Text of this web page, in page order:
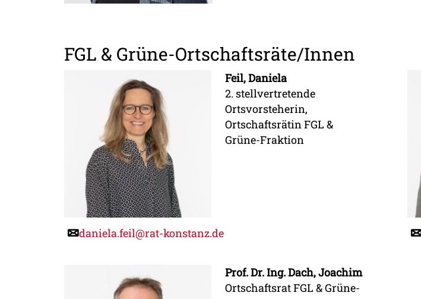
FGL & Grüne-Ortschaftsräte/Innen
Feil, Daniela
2. stellvertretende
Ortsvorsteherin,
Ortschaftsrätin FGL &
Grüne-Fraktion
daniela.feil@rat-konstanz.de
Prof. Dr. Ing. Dach, Joachim
Ortschaftsrat FGL & Grüne-